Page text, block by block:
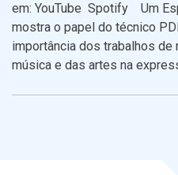
em: YouTube Spotify Um
mostra o papel do técnico
importância dos trabalhos
música e das artes na